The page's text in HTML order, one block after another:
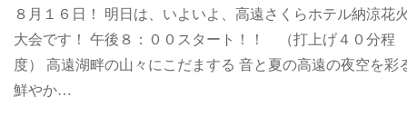
８月１６日！ 明日は、いよいよ、高遠さくらホテル納涼花
大会です！ 午後８：００スタート！！ （打上げ４０分程
度） 高遠湖畔の山々にこだまする 音と夏の高遠の夜空を彩
鮮やか…